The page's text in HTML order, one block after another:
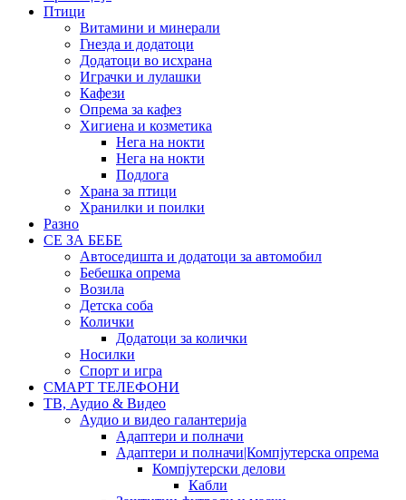
Птици
Витамини и минерали
Гнезда и додатоци
Додатоци во исхрана
Играчки и лулашки
Кафези
Опрема за кафез
Хигиена и козметика
Нега на нокти
Нега на нокти
Подлога
Храна за птици
Хранилки и поилки
Разно
СЕ ЗА БЕБЕ
Автоседишта и додатоци за автомобил
Бебешка опрема
Возила
Детска соба
Колички
Додатоци за колички
Носилки
Спорт и игра
СМАРТ ТЕЛЕФОНИ
ТВ, Аудио & Видео
Аудио и видео галантерија
Адаптери и полначи
Адаптери и полначи|Компјутерска опрема
Компјутерски делови
Кабли